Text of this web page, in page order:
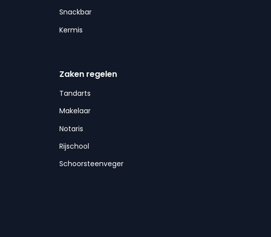
Snackbar
Kermis
Zaken regelen
Tandarts
Makelaar
Notaris
Rijschool
Schoorsteenveger